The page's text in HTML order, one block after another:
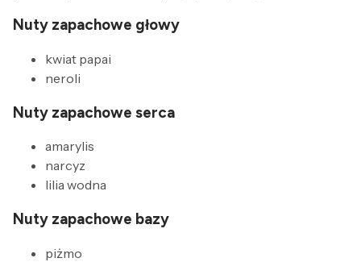
Nuty zapachowe głowy
kwiat papai
neroli
Nuty zapachowe serca
amarylis
narcyz
lilia wodna
Nuty zapachowe bazy
piżmo